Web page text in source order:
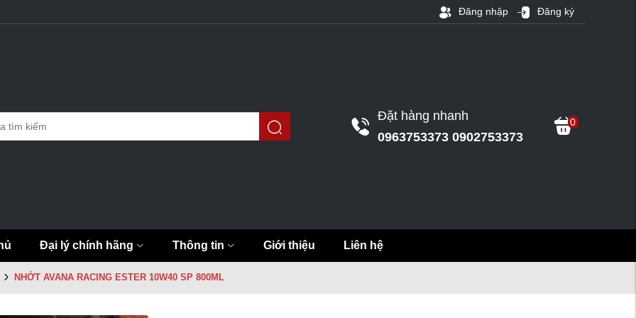
Đăng nhập Đăng ký
Đặt hàng nhanh
0963753373 0902753373
0
Đại lý chính hãng Thông tin Giới thiệu Liên hệ
NHỚT AVANA RACING ESTER 10W40 SP 800ML